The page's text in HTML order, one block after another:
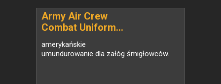
Army Air Crew
Combat Uniform...
amerykańskie
umundurowanie dla załóg śmigłowców.